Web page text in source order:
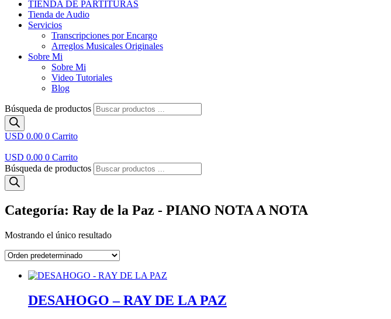
TIENDA DE PARTITURAS
Tienda de Audio
Servicios
Transcripciones por Encargo
Arreglos Musicales Originales
Sobre Mi
Sobre Mi
Video Tutoriales
Blog
Búsqueda de productos
USD 0.00 0 Carrito
USD 0.00 0 Carrito
Búsqueda de productos
Categoría: Ray de la Paz - PIANO NOTA A NOTA
Mostrando el único resultado
DESAHOGO – RAY DE LA PAZ